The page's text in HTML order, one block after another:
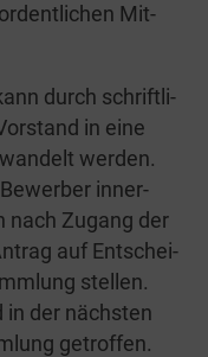
Mit­
durch schrift­li­
in eine
wer­den.
inner­
nach Zugang der
auf Ent­schei­
stel­len.
in der nächs­ten
getrof­fen.